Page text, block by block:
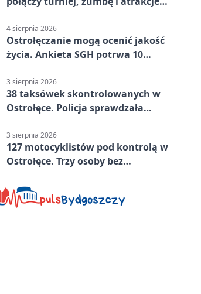
4 sierpnia 2026
Ostrołęczanie mogą ocenić jakość
życia. Ankieta SGH potrwa 10
3 sierpnia 2026
38 taksówek skontrolowanych w
Ostrołęce. Policja sprawdzała
3 sierpnia 2026
127 motocyklistów pod kontrolą w
Ostrołęce. Trzy osoby bez